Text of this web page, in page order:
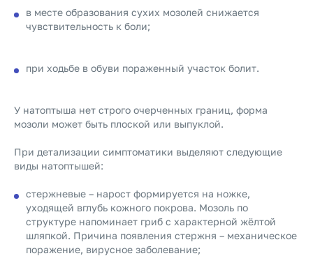
в месте образования сухих мозолей снижается
чувствительность к боли;
при ходьбе в обуви пораженный участок болит.
У натоптыша нет строго очерченных границ, форма
мозоли может быть плоской или выпуклой.
При детализации симптоматики выделяют следующие
виды натоптышей:
стержневые – нарост формируется на ножке,
уходящей вглубь кожного покрова. Мозоль по
структуре напоминает гриб с характерной жёлтой
шляпкой. Причина появления стержня – механическое
поражение, вирусное заболевание;